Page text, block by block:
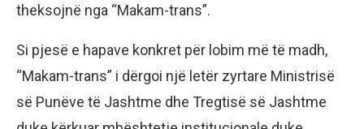
theksojnë nga “Makam-trans”.
Si pjesë e hapave konkret për lobim më të madh,
“Makam-trans” i dërgoi një letër zyrtare Ministrisë
së Punëve të Jashtme dhe Tregtisë së Jashtme